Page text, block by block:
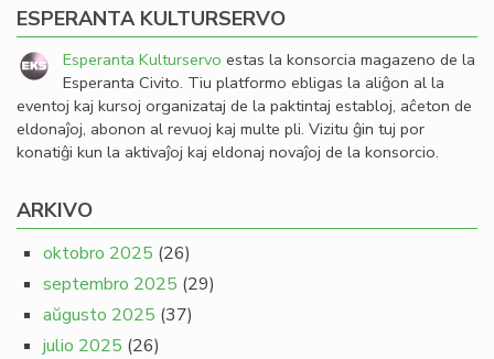
ESPERANTA KULTURSERVO
Esperanta Kulturservo estas la konsorcia magazeno de la
Esperanta Civito. Tiu platformo ebligas la aliĝon al la
eventoj kaj kursoj organizataj de la paktintaj establoj, aĉeton de
eldonaĵoj, abonon al revuoj kaj multe pli. Vizitu ĝin tuj por
konatiĝi kun la aktivaĵoj kaj eldonaj novaĵoj de la konsorcio.
ARKIVO
oktobro 2025 (26)
septembro 2025 (29)
aŭgusto 2025 (37)
julio 2025 (26)